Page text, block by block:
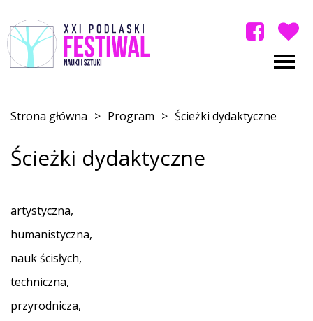
Strona główna > Program > Ścieżki dydaktyczne
Ścieżki dydaktyczne
artystyczna,
humanistyczna,
nauk ścisłych,
techniczna,
przyrodnicza,